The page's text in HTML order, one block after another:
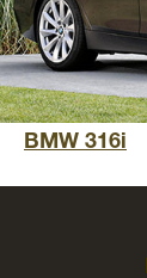
BMW 316i